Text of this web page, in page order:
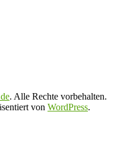
. Alle Rechte vorbehalten.
von WordPress.